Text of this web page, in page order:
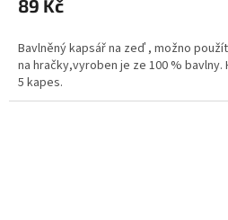
89 Kč
Bavlněný kapsář na zeď , možno
na hračky,vyroben je ze 100 %
5 kapes.